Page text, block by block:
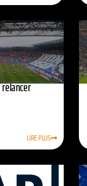
relancer
LIRE PLUS